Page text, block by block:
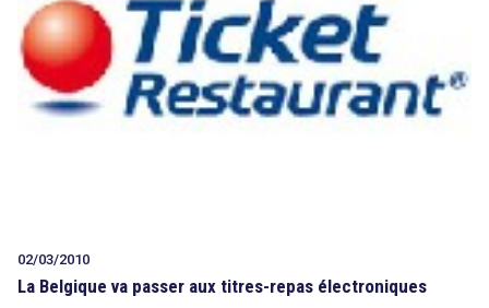
02/03/2010
La Belgique va passer aux titres-repas électroniques